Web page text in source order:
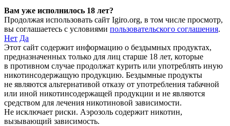
Вам уже исполнилось 18 лет?
Продолжая использовать сайт Igiro.org, в том числе просмотр,
вы соглашаетесь с условиями пользовательского соглашения.
Нет Да
Этот сайт содержит информацию о бездымных продуктах,
предназначенных только для лиц старше 18 лет, которые
в противном случае продолжат курить или употреблять иную
никотинсодержащую продукцию. Бездымные продукты
не являются альтернативой отказу от употребления табачной
или иной никотинсодержащей продукции и не являются
средством для лечения никотиновой зависимости.
Не исключает риски. Аэрозоль содержит никотин,
вызывающий зависимость.